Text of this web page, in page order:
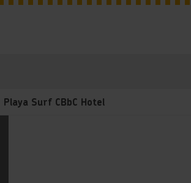
Playa Surf CBbC Hotel